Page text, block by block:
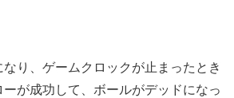
り、ゲームクロックが止まったとき
が成功して、ボールがデッドになっ